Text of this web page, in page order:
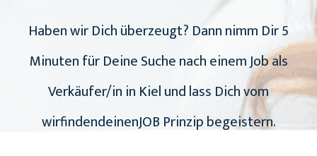
Haben wir Dich überzeugt? Dann nimm Dir 5
Minuten für Deine Suche nach einem Job als
Verkäufer/in in Kiel und lass Dich vom
wirfindendeinenJOB Prinzip begeistern.